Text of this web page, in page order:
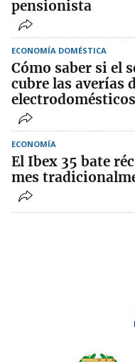
pensionista
ECONOMÍA DOMÉSTICA
Cómo saber si el
cubre las averías
electrodomésticos
ECONOMÍA
El Ibex 35 bate
mes